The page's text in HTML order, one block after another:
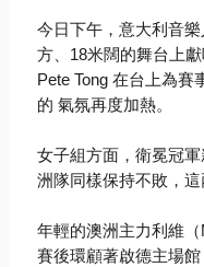
今日下午，意大利音樂
方、 18米闊的舞台上
Pete Tong 在台上為賽
的 氣氛再度加熱。
女子組方面，衛冕冠
洲隊同樣保持不敗，這
年輕的澳洲主力利維（
賽後環顧著啟德主場